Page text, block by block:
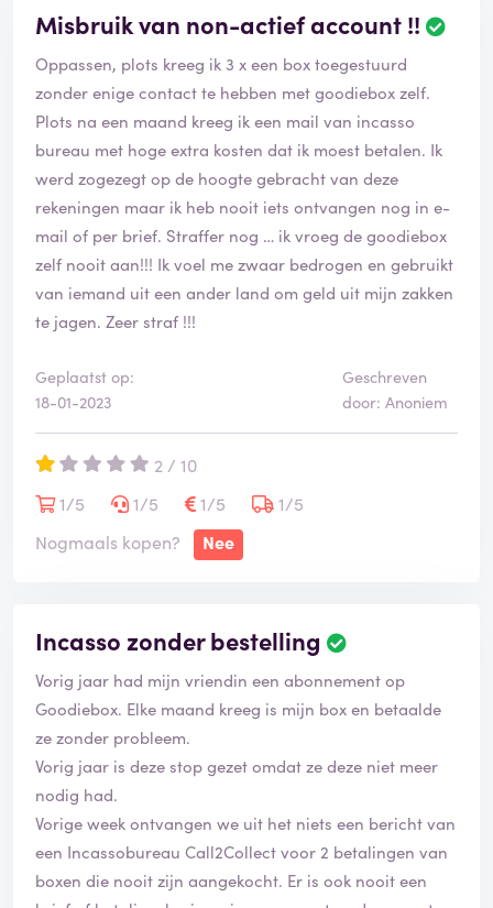
Misbruik van non-actief account !!
Oppassen, plots kreeg ik 3 x een box toegestuurd
zonder enige contact te hebben met goodiebox zelf.
Plots na een maand kreeg ik een mail van incasso
bureau met hoge extra kosten dat ik moest betalen. Ik
werd zogezegt op de hoogte gebracht van deze
rekeningen maar ik heb nooit iets ontvangen nog in e-
mail of per brief. Straffer nog … ik vroeg de goodiebox
zelf nooit aan!!! Ik voel me zwaar bedrogen en gebruikt
van iemand uit een ander land om geld uit mijn zakken
te jagen. Zeer straf !!!
Geplaatst op:
18-01-2023
Geschreven
door: Anoniem
2 / 10
1/5
1/5 1/5
1/5
Nogmaals kopen?
Nee
Incasso zonder bestelling
Vorig jaar had mijn vriendin een abonnement op
Goodiebox. Elke maand kreeg is mijn box en betaalde
ze zonder probleem.
Vorig jaar is deze stop gezet omdat ze deze niet meer
nodig had.
Vorige week ontvangen we uit het niets een bericht van
een Incassobureau Call2Collect voor 2 betalingen van
boxen die nooit zijn aangekocht. Er is ook nooit een